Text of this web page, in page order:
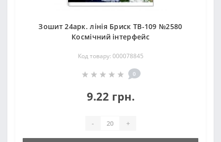
Зошит 24арк. лінія Бриск ТВ-109 №2580
Космiчний iнтерфейс
Код товару: 000078845
0
9.22 грн.
- +